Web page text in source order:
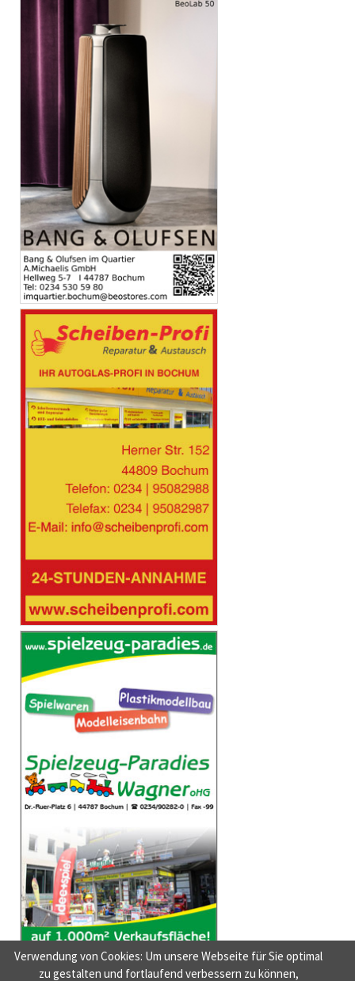
Verwendung von Cookies: Um unsere Webseite für Sie optimal
zu gestalten und fortlaufend verbessern zu können,